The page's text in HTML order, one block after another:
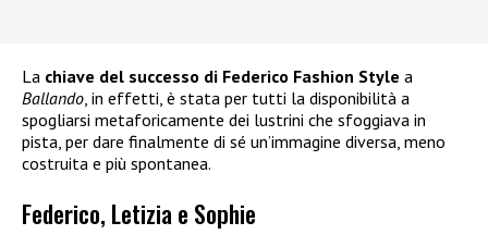
La chiave del successo di Federico Fashion Style a
Ballando, in effetti, è stata per tutti la disponibilità a
spogliarsi metaforicamente dei lustrini che sfoggiava in
pista, per dare finalmente di sé un’immagine diversa, meno
costruita e più spontanea.
Federico, Letizia e Sophie